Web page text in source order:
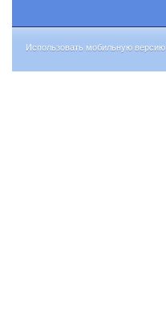
Использовать мобильную версию